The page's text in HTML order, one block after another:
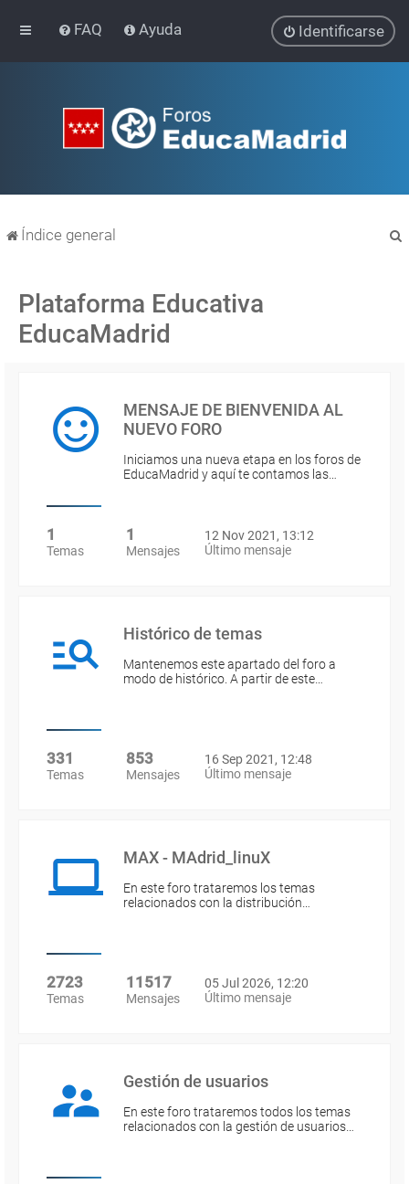
FAQ Ayuda Identificarse
Índice general
Plataforma Educativa
EducaMadrid
MENSAJE DE BIENVENIDA AL
NUEVO FORO
Iniciamos una nueva etapa en los foros de
EducaMadrid y aquí te contamos las…
1
Temas
1
Mensajes
12 Nov 2021, 13:12
Último mensaje
Histórico de temas
Mantenemos este apartado del foro a
modo de histórico. A partir de este…
331
Temas
853
Mensajes
16 Sep 2021, 12:48
Último mensaje
MAX - MAdrid_linuX
En este foro trataremos los temas
relacionados con la distribución…
2723
Temas
11517
Mensajes
05 Jul 2026, 12:20
Último mensaje
Gestión de usuarios
En este foro trataremos todos los temas
relacionados con la gestión de usuarios…